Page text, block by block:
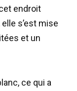
endroit
s’est mise
et un
ce qui a